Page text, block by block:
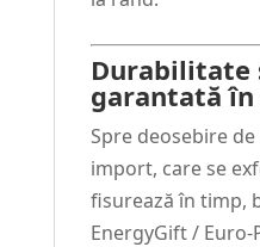
Durabilitate
garantată
Spre deosebire
import, care se
fisurează în timp,
EnergyGift /